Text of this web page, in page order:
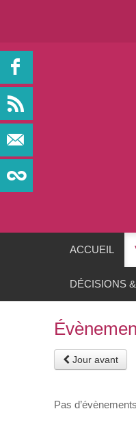
ACCUEIL
DÉCISIONS
Jour avant
Pas d’évènements